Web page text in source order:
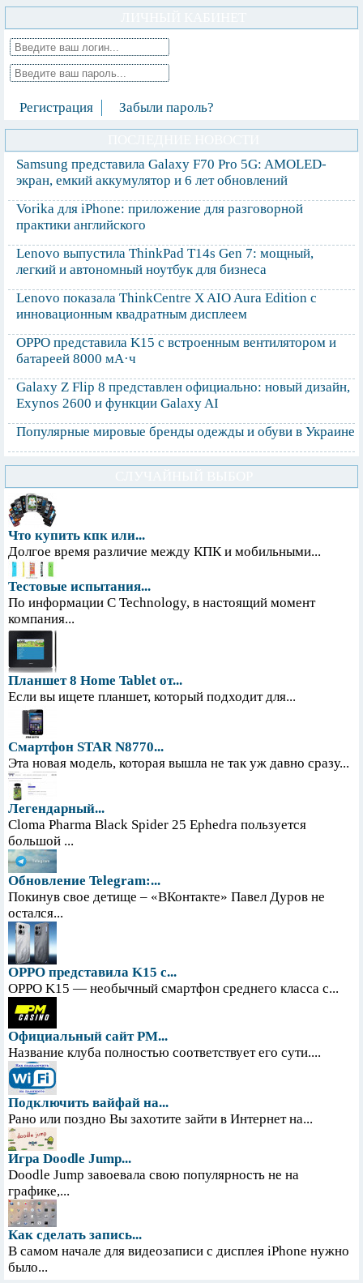
Регистрация Забыли пароль?
Samsung представила Galaxy F70 Pro 5G: AMOLED-
экран, емкий аккумулятор и 6 лет обновлений
Vorika для iPhone: приложение для разговорной
практики английского
Lenovo выпустила ThinkPad T14s Gen 7: мощный,
легкий и автономный ноутбук для бизнеса
Lenovo показала ThinkCentre X AIO Aura Edition с
инновационным квадратным дисплеем
OPPO представила K15 с встроенным вентилятором и
батареей 8000 мА·ч
Galaxy Z Flip 8 представлен официально: новый дизайн,
Exynos 2600 и функции Galaxy AI
Популярные мировые бренды одежды и обуви в Украине
Что купить кпк или...
Долгое время различие между КПК и мобильными...
Тестовые испытания...
По информации С Technology, в настоящий момент
компания...
Планшет 8 Home Tablet от...
Если вы ищете планшет, который подходит для...
Смартфон STAR N8770...
Эта новая модель, которая вышла не так уж давно сразу...
Легендарный...
Cloma Pharma Black Spider 25 Ephedra пользуется
большой ...
Обновление Telegram:...
Покинув свое детище – «ВКонтакте» Павел Дуров не
остался...
OPPO представила K15 с...
OPPO K15 — необычный смартфон среднего класса с...
Официальный сайт PM...
Название клуба полностью соответствует его сути....
Подключить вайфай на...
Рано или поздно Вы захотите зайти в Интернет на...
Игра Doodle Jump...
Doodle Jump завоевала свою популярность не на
графике,...
Как сделать запись...
В самом начале для видеозаписи с дисплея iPhone нужно
было...